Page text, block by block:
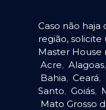
Caso não haja
região,
Master House
Acre, Alagoas,
Bahia, Ceará,
Santo, Goiás,
Mato Grosso